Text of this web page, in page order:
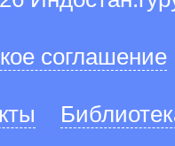
соглашение